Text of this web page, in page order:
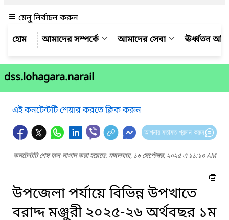
মেনু নির্বাচন করুন
আমাদের সম্পর্কে
আমাদের সেবা ঊর্ধ্বতন
dss.lohagara.narail
এই কনটেন্টটি শেয়ার করতে ক্লিক করুন
আপনার মতামত প্রদান করুন
কনটেন্টটি শেষ হাল-নাগাদ করা হয়েছে: মঙ্গলবার, ১৬ সেপ্টেম্বর, ২০২৫ এ ১১:১৩ AM
উপজেলা পর্যায়ে বিভিন্ন উপখাতে
বরাদ্দ মঞ্জুরী ২০২৫-২৬ অর্থবছর ১ম